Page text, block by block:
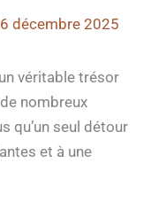
décembre 2025
véritable trésor
nombreux
qu’un seul détour
et à une